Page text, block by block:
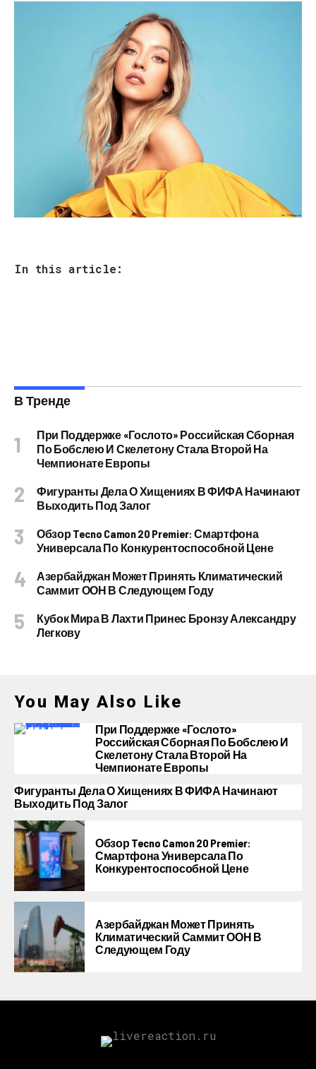
In this article:
В Тренде
При Поддержке «Гослото» Российская Сборная
По Бобслею И Скелетону Стала Второй На
Чемпионате Европы
Фигуранты Дела О Хищениях В ФИФА Начинают
Выходить Под Залог
Обзор Tecno Camon 20 Premier: Смартфона
Универсала По Конкурентоспособной Цене
Азербайджан Может Принять Климатический
Саммит ООН В Следующем Году
Кубок Мира В Лахти Принес Бронзу Александру
Легкову
You May Also Like
При Поддержке «Гослото»
Российская Сборная По Бобслею И
Скелетону Стала Второй На
Чемпионате Европы
Фигуранты Дела О Хищениях В ФИФА Начинают
Выходить Под Залог
Обзор Tecno Camon 20 Premier:
Смартфона Универсала По
Конкурентоспособной Цене
Азербайджан Может Принять
Климатический Саммит ООН В
Следующем Году